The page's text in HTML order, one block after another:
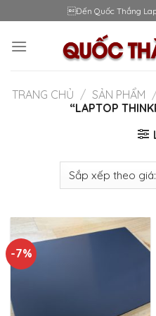
to
content
Đến Quốc Thắng
TRANG CHỦ / SẢN PHẨM
“LAPTOP
-7%